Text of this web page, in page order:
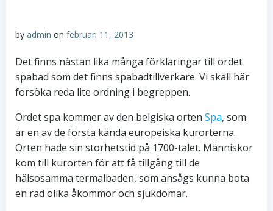
by admin on februari 11, 2013
Det finns nästan lika många förklaringar till ordet
spabad som det finns spabadtillverkare. Vi skall här
försöka reda lite ordning i begreppen.
Ordet spa kommer av den belgiska orten Spa, som
är en av de första kända europeiska kurorterna.
Orten hade sin storhetstid på 1700-talet. Människor
kom till kurorten för att få tillgång till de
hälsosamma termalbaden, som ansågs kunna bota
en rad olika åkommor och sjukdomar.